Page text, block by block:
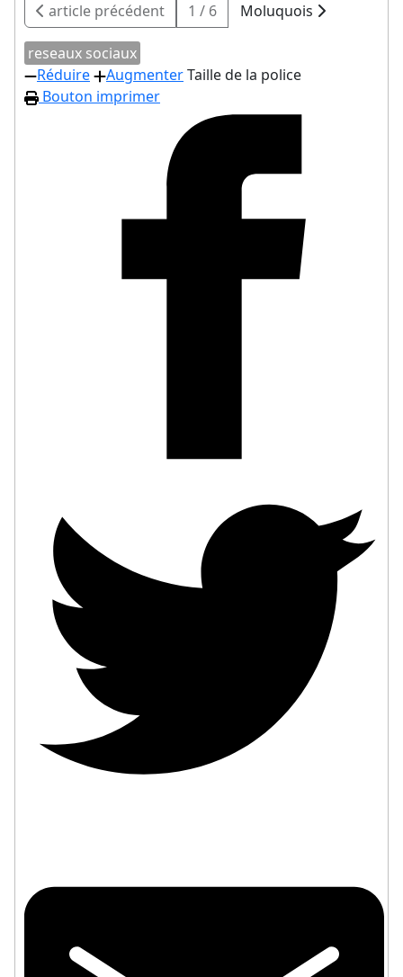
article précédent 1 / 6 Moluquois
reseaux sociaux
Réduire
AugmenterTaille de la police
Bouton imprimer